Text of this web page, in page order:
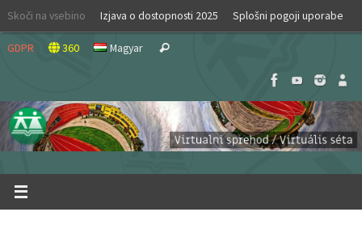
Skip
content
Skoči na vsebino Izjava o dostopnosti 2025 Splošni pogoji uporabe
GDPR 360 Magyar Search